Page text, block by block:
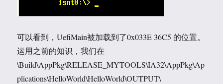
可以看到，UefiMain被加载到了0x033E 36C5 的位置。
运用之前的知识，我们在
\Build\AppPkg\RELEASE_MYTOOLS\IA32\AppPkg\Ap
plications\HelloWorld\HelloWorld\OUTPUT\